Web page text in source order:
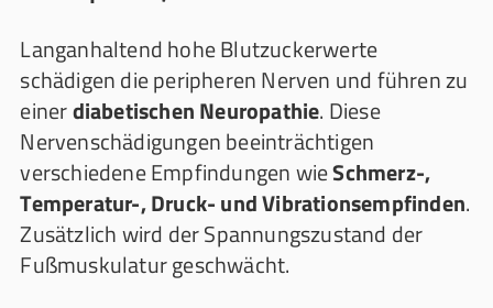
Langanhaltend hohe Blutzuckerwerte
schädigen die peripheren Nerven und führen zu
einerdiabetischen Neuropathie. Diese
Nervenschädigungen beeinträchtigen
verschiedene Empfindungen wieSchmerz-,
Temperatur-, Druck- und Vibrationsempfinden.
Zusätzlich wird der Spannungszustand der
Fußmuskulatur geschwächt.